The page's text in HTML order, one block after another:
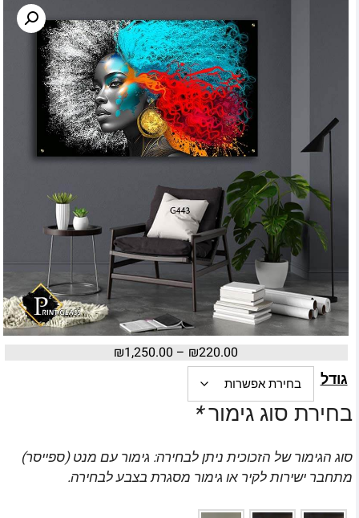
₪220.00
–
₪1,250.00
גודל
בחירת סוג גימור*
סוג הגימור של הזכוכית ניתן לבחירה: גימור עם מנט (ספייסר)
מתחבר ישירות לקיר או גימור מסגרת בצבע לבחירה.